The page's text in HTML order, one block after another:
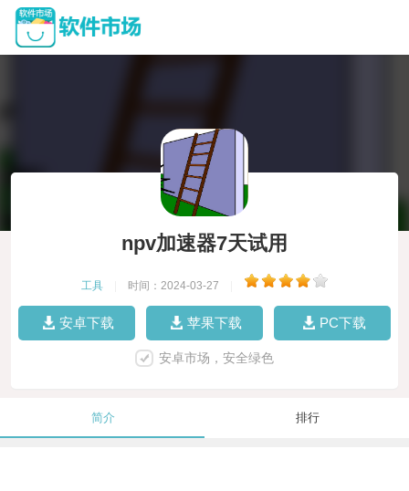
npv加速器7天试用
工具 时间：2024-03-27
安卓下载 苹果下载 PC下载
安卓市场，安全绿色
简介 排行